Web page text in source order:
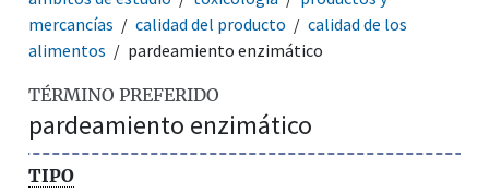
mercancías
calidad del producto
calidad de los
alimentos
pardeamiento enzimático
TÉRMINO PREFERIDO
pardeamiento enzimático
TIPO